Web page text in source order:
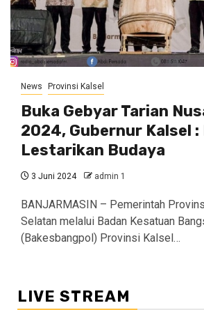
News Provinsi Kalsel
Buka Gebyar Tarian
2024, Gubernur Kalsel
Lestarikan Budaya
3 Juni 2024 admin 1
BANJARMASIN – Pemerintah
Selatan melalui Badan Kesatuan
(Bakesbangpol) Provinsi Kalsel…
LIVE STREAM